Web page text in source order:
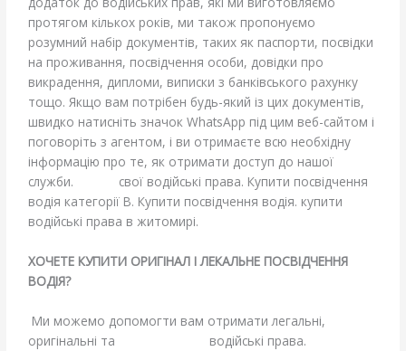
протягом кількох років, ми також пропонуємо
розумний набір документів, таких як паспорти, посвідки
на проживання, посвідчення особи, довідки про
викрадення, дипломи, виписки з банківського рахунку
тощо. Якщо вам потрібен будь-який із цих документів,
швидко натисніть значок WhatsApp під цим веб-сайтом і
поговоріть з агентом, і ви отримаєте всю необхідну
інформацію про те, як отримати доступ до нашої
служби.
свої водійські права. Купити посвідчення
водія категорії В. Купити посвідчення водія. купити
водійські права в житомирі.
ХОЧЕТЕ КУПИТИ ОРИГІНАЛ І ЛЕКАЛЬНЕ ПОСВІДЧЕННЯ
ВОДІЯ?
Ми можемо допомогти вам отримати легальні,
оригінальні та
водійські права.